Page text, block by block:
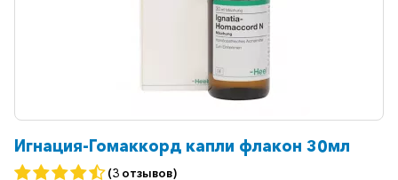
Игнация-Гомаккорд капли флакон 30мл
(3 отзывов)